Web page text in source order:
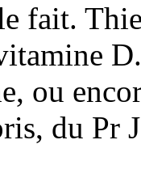
fait.
ou
du Pr